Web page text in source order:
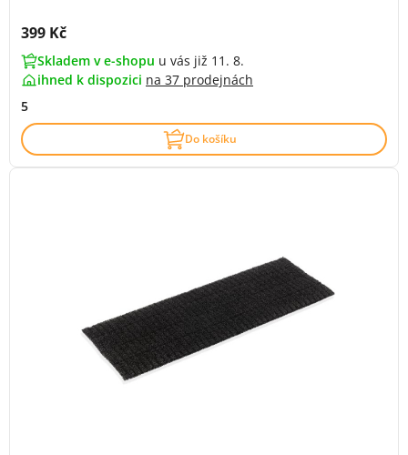
Cena s DPH:
399 Kč
Skladem v e-shopu u vás již 11. 8.
ihned k dispozici na 37 prodejnách
5
Do košíku